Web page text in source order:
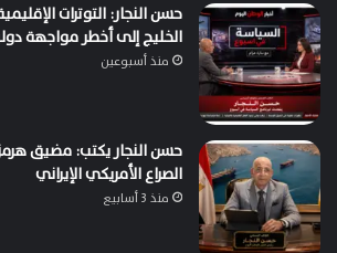
حسن النجار: التوترات
الخليج إلى أخطر مواجهة
منذ أسبوعين
حسن النجار يكتب: مضيق
الصراع الأمريكي الإيراني
منذ 3 أسابيع